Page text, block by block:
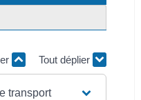
Tout déplier
transport